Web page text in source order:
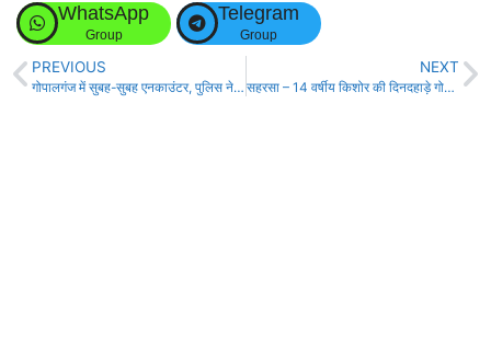
WhatsApp
Group
Telegram
Group
PREVIOUS
गोपालगंज में सुबह-सुबह एनकाउंटर, पुलिस ने स्मगलर सद्दाम को मारी गोली!
NEXT
सहरसा – 14 वर्षीय किशोर की दिनदहाड़े गोली मारकर हत्या!